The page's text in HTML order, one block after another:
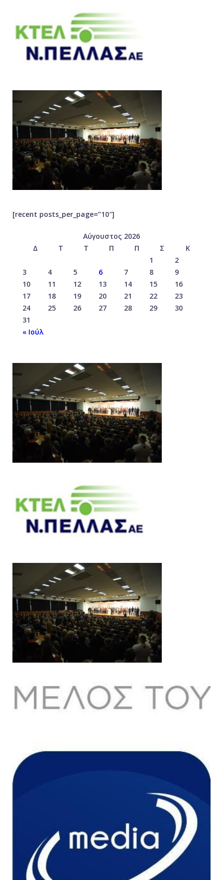
[recent posts_per_page=”10″]
Αύγουστος 2026
Δ
Τ Τ Π Π Σ
Κ
1
2
3
4 5 6 7 8
9
10
11 12 13 14 15
16
17
18 19 20 21 22
23
24
25 26 27 28 29
30
31
« Ιούλ